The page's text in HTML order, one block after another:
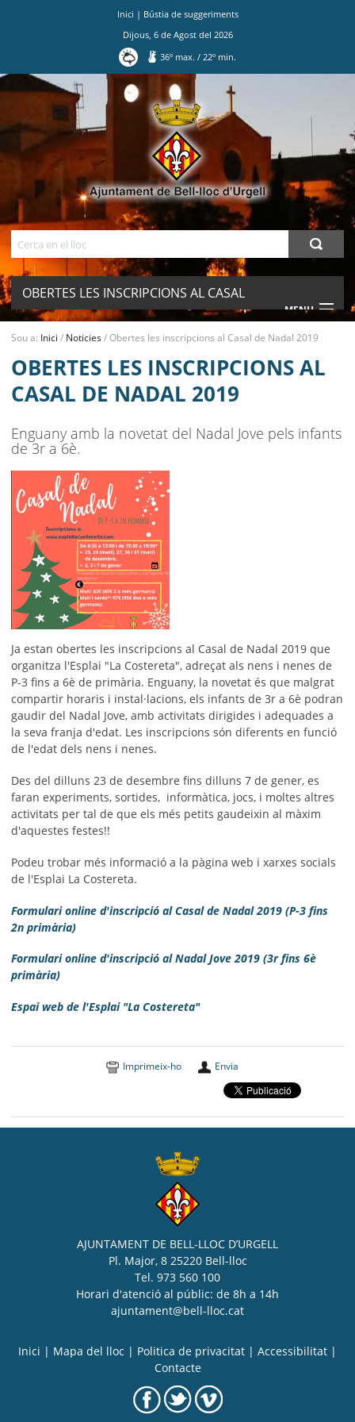
Inici | Bústia de suggeriments
Dijous, 6de Agostdel 2026
36º max./ 22º min.
OBERTES LES INSCRIPCIONS AL CASAL
DE NADAL 2019
MENU
AJUNTAMENT
MUNICIPI
SEU ELECTRÒNICA
Sou a: Inici / Noticies/Obertes les inscripcions al Casal de Nadal 2019
OBERTES LES INSCRIPCIONS AL
CASAL DE NADAL 2019
Enguany amb la novetat del Nadal Jove pels infants
de 3r a 6è.
Ja estan obertes les inscripcions al Casal de Nadal 2019 que
organitza l'Esplai "La Costereta", adreçat als nens i nenes de
P-3 fins a 6è de primària. Enguany, la novetat és que malgrat
compartir horaris i instal·lacions, els infants de 3r a 6è podran
gaudir del Nadal Jove, amb activitatsdirigides i adequadesa
la seva franja d'edat. Les inscripcions són diferents en funció
de l'edat dels nens i nenes.
Des del dilluns 23 de desembre fins dilluns 7 de gener, es
faran experiments, sortides, informàtica, jocs, i moltes altres
activitats per tal de que els més petits gaudeixin al màxim
d'aquestes festes!!
Podeu trobar més informació a la pàgina web i xarxes socials
de l'Esplai La Costereta.
Formulari online d'inscripció al Casal de Nadal 2019 (P-3 fins
2n primària)
Formulari online d'inscripció al Nadal Jove 2019 (3r fins 6è
primària)
Espai web de l'Esplai "La Costereta"
Imprimeix-ho Envia
AJUNTAMENT DE BELL-LLOC D’URGELL
Pl. Major, 8 25220 Bell-lloc
Tel. 973 560 100
Horari d'atenció al públic: de 8h a 14h
ajuntament@bell-lloc.cat
Inici | Mapa del lloc | Politica de privacitat | Accessibilitat |
Contacte